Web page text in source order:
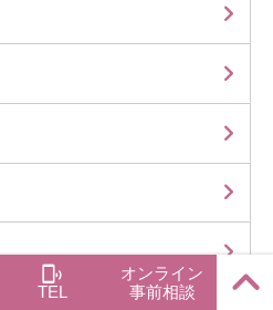
TEL
オンライン
事前相談
PAGE
TOP